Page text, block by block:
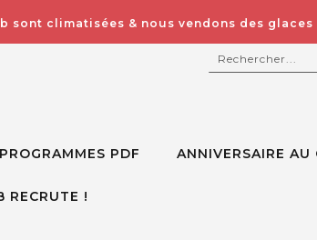
sont climatisées & nous vendons des
PROGRAMMES PDF ANNIVERSAIRE AU
RECRUTE !